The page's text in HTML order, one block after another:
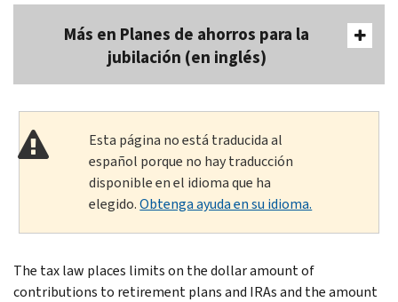
Más en Planes de ahorros para la
jubilación (en inglés)
Esta página no está traducida al
español porque no hay traducción
disponible en el idioma que ha
elegido.Obtenga ayuda en su idioma.
The tax law places limits on the dollar amount of
contributions to retirement plans and IRAs and the amount